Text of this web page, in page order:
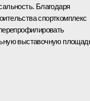
Благодаря
спорткомплекс
выставочную